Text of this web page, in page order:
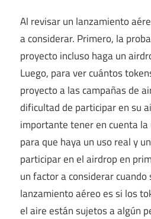
Al revisar un lanzamiento
a considerar. Primero, la
proyecto incluso haga un
Luego, para ver cuántos
proyecto a las campañas de
dificultad de participar en su
importante tener en cuenta
para que haya un uso real y
participar en el airdrop en
un factor a considerar cuando
lanzamiento aéreo es si los
el aire están sujetos a algún